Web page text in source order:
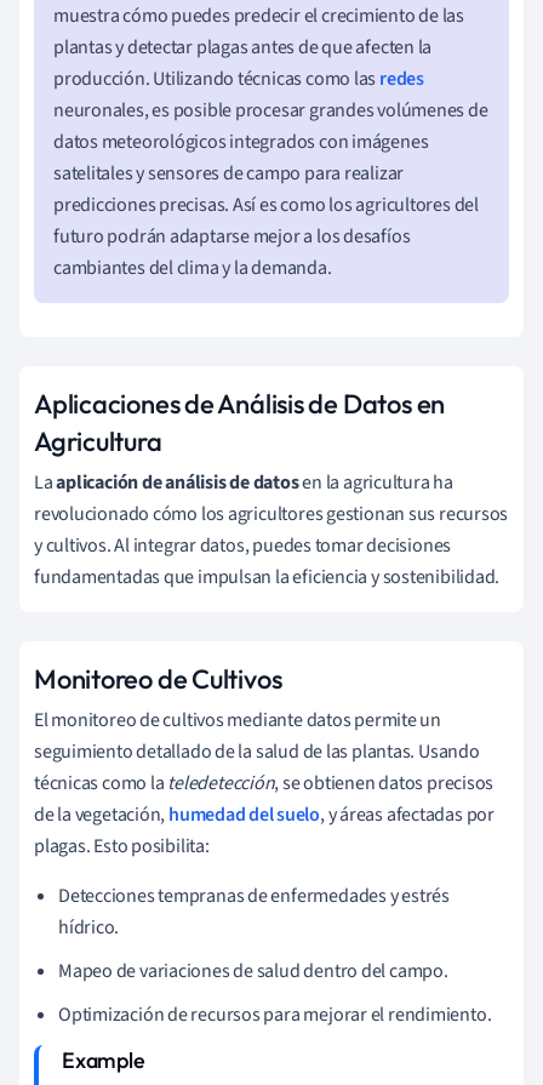
muestra cómo puedes predecir el crecimiento de las
plantas y detectar plagas antes de que afecten la
producción. Utilizando técnicas como las redes
neuronales, es posible procesar grandes volúmenes de
datos meteorológicos integrados con imágenes
satelitales y sensores de campo para realizar
predicciones precisas. Así es como los agricultores del
futuro podrán adaptarse mejor a los desafíos
cambiantes del clima y la demanda.
Aplicaciones de Análisis de Datos en
Agricultura
Laaplicación de análisis de datosen la agricultura ha
revolucionado cómo los agricultores gestionan sus recursos
y cultivos. Al integrar datos, puedes tomar decisiones
fundamentadas que impulsan la eficiencia y sostenibilidad.
Monitoreo de Cultivos
El monitoreo de cultivos mediante datos permite un
seguimiento detallado de la salud de las plantas. Usando
técnicas como la teledetección, se obtienen datos precisos
de la vegetación,humedad del suelo, y áreas afectadas por
plagas. Esto posibilita:
Detecciones tempranas de enfermedades y estrés
hídrico.
Mapeo de variaciones de salud dentro del campo.
Optimización de recursos para mejorar el rendimiento.